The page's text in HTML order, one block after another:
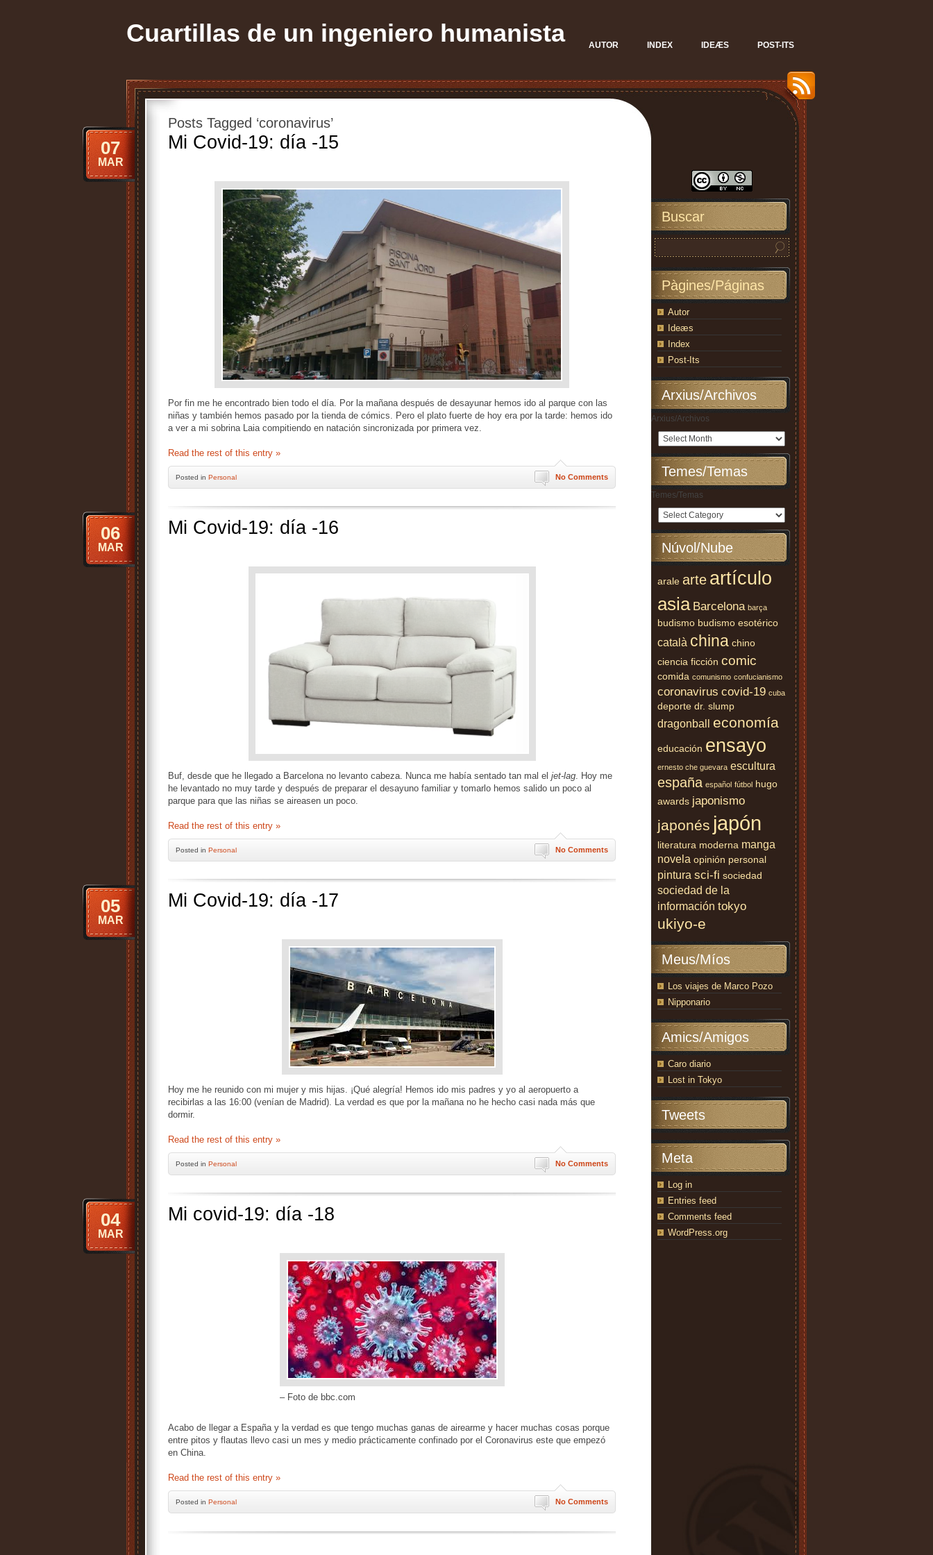
Cuartillas de un ingeniero humanista AUTOR INDEX IDEÆS POST-ITS
Posts Tagged ‘coronavirus’
Mi Covid-19: día -15
07
MAR
Por fin me he encontrado bien todo el día. Por la mañana después de desayunar hemos ido al parque con las
niñas y también hemos pasado por la tienda de cómics. Pero el plato fuerte de hoy era por la tarde: hemos ido
a ver a mi sobrina Laia compitiendo en natación sincronizada por primera vez.
Read the rest of this entry »
No Comments
Posted in Personal
Mi Covid-19: día -16
06
MAR
Buf, desde que he llegado a Barcelona no levanto cabeza. Nunca me había sentado tan mal el jet-lag. Hoy me
he levantado no muy tarde y después de preparar el desayuno familiar y tomarlo hemos salido un poco al
parque para que las niñas se aireasen un poco.
Read the rest of this entry »
No Comments
Posted in Personal
Mi Covid-19: día -17
05
MAR
Hoy me he reunido con mi mujer y mis hijas. ¡Qué alegría! Hemos ido mis padres y yo al aeropuerto a
recibirlas a las 16:00 (venían de Madrid). La verdad es que por la mañana no he hecho casi nada más que
dormir.
Read the rest of this entry »
No Comments
Posted in Personal
Mi covid-19: día -18
04
MAR
– Foto de bbc.com
Acabo de llegar a España y la verdad es que tengo muchas ganas de airearme y hacer muchas cosas porque
entre pitos y flautas llevo casi un mes y medio prácticamente confinado por el Coronavirus este que empezó
en China.
Read the rest of this entry »
No Comments
Posted in Personal
Buscar
Pàgines/Páginas
Autor
Ideæs
Index
Post-Its
Arxius/Archivos
Arxius/Archivos
Temes/Temas
Temes/Temas
Núvol/Nube
arale arte artículo
asia Barcelona barça
budismo budismo esotérico
català china chino
ciencia ficción comic
comida comunismo confucianismo
coronavirus covid-19 cuba
deporte dr. slump
dragonball economía
educación ensayo
ernesto che guevara escultura
españa español fútbol hugo
awards japonismo
japonés japón
literatura moderna manga
novela opinión personal
pintura sci-fi sociedad
sociedad de la
información tokyo
ukiyo-e
Meus/Míos
Los viajes de Marco Pozo
Nipponario
Amics/Amigos
Caro diario
Lost in Tokyo
Tweets
Meta
Log in
Entries feed
Comments feed
WordPress.org